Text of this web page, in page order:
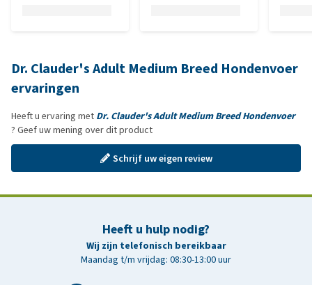
Dr. Clauder's Adult Medium Breed Hondenvoer
ervaringen
Heeft u ervaring met Dr. Clauder's Adult Medium Breed Hondenvoer
? Geef uw mening over dit product
Schrijf uw eigen review
Heeft u hulp nodig?
Wij zijn telefonisch bereikbaar
Maandag t/m vrijdag: 08:30-13:00 uur